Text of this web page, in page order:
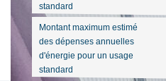
standard
Montant maximum estimé
des dépenses annuelles
d'énergie pour un usage
standard